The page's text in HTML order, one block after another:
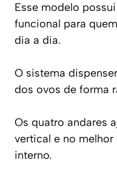
Esse modelo
funcional para
dia a dia.
O sistema
dos ovos de forma
Os quatro andares
vertical e no
interno.